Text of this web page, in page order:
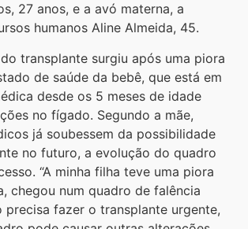
27 anos, e a avó materna, a
humanos Aline Almeida, 45.
transplante surgiu após uma piora
de saúde da bebê, que está em
desde os 5 meses de idade
no fígado. Segundo a mãe,
já soubessem da possibilidade
no futuro, a evolução do quadro
“A minha filha teve uma piora
chegou num quadro de falência
precisa fazer o transplante urgente,